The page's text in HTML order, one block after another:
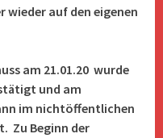
wieder auf den eigenen
am 21.01.20 wurde
und am
im nichtöffentlichen
Zu Beginn der